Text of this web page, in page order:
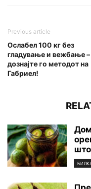
Previous article
Ослабел 100 кг без
гладување и вежбање –
дознајте го методот на
Габриел!